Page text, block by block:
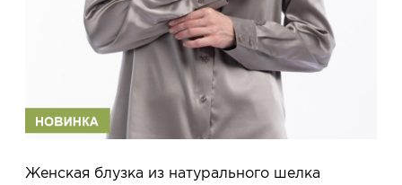
Женская блузка из натурального шелка